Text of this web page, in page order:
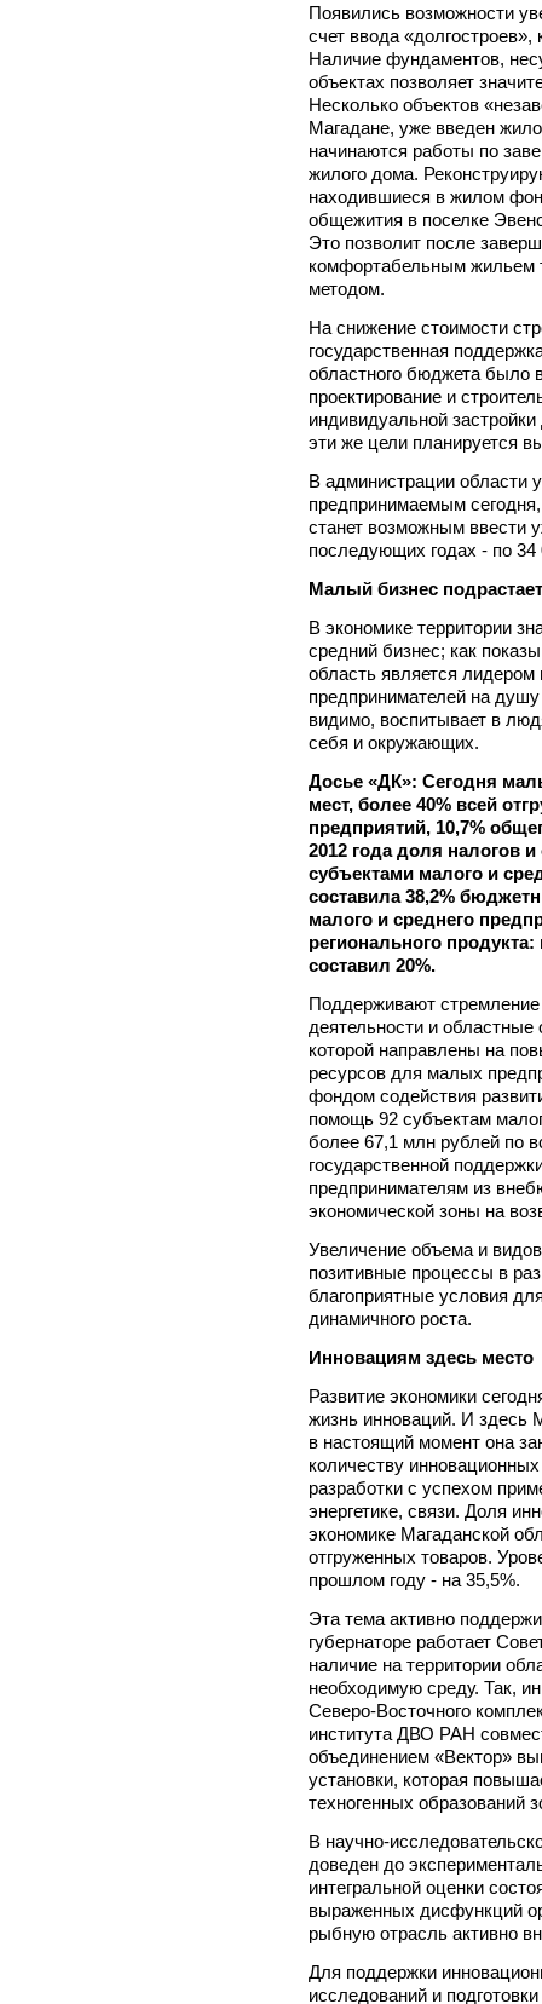
Появились возможности
счет ввода
Наличие фундаментов,
объектах позволяет
Несколько объектов
Магадане, уже введен
начинаются работы по
жилого дома.
находившиеся в жилом
общежития в поселке
Это позволит после
комфортабельным жильем
методом.
На снижение стоимости
государственная
областного бюджета было
проектирование и
индивидуальной
эти же цели планируется
В администрации области
предпринимаемым
станет возможным ввести
последующих годах - по 34
Малый бизнес подрастает
В экономике территории
средний бизнес; как
область является лидером
предпринимателей на
видимо, воспитывает в
себя и окружающих.
Досье «ДК»: Сегодня
мест, более 40% всей
предприятий, 10,7%
2012 года доля налогов
субъектами малого и
составила 38,2%
малого и среднего
регионального продукта:
составил 20%.
Поддерживают стремление
деятельности и
которой направлены на
ресурсов для малых
фондом содействия
помощь 92 субъектам
более 67,1 млн рублей по
государственной
предпринимателям из
экономической зоны на
Увеличение объема и
позитивные процессы в
благоприятные условия
динамичного роста.
Инновациям здесь место
Развитие экономики
жизнь инноваций. И здесь
в настоящий момент она
количеству
разработки с успехом
энергетике, связи. Доля
экономике Магаданской
отгруженных товаров.
прошлом году - на 35,5%.
Эта тема активно
губернаторе работает
наличие на территории
необходимую среду. Так,
Северо-Восточного
института ДВО РАН
объединением «Вектор»
установки, которая
техногенных образований
В научно-
доведен до
интегральной оценки
выраженных дисфункций
рыбную отрасль активно
Для поддержки
исследований и